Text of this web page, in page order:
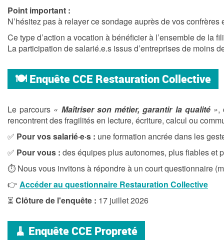
Point important :
N’hésitez pas à relayer ce sondage auprès de vos confrères
Ce type d’action a vocation à bénéficier à l’ensemble de la
La participation de salarié.e.s issus d’entreprises de moins
🍽️ Enquête CCE Restauration Collective
Le parcours « Maîtriser son métier, garantir la qualité»,
rencontrent des fragilités en lecture, écriture, calcul ou
✅ Pour vos salarié·e·s : une formation ancrée dans les
✅ Pour vous : des équipes plus autonomes, plus fiables et
⏱️ Nous vous invitons à répondre à un court questionnaire
👉 Accéder au questionnaire Restauration Collective
⏳ Clôture de l'enquête : 17 juillet 2026
🧹 Enquête CCE Propreté